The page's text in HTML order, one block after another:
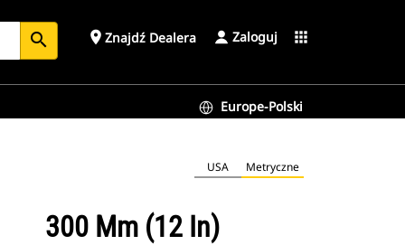
search place Znajdź Dealera Zaloguj apps
Europe-Polski
USA Metryczne
300 Mm (12 In)